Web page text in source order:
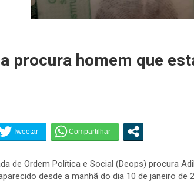
procura homem que
de Ordem Política e Social (Deops) procura
desde a manhã do dia 10 de janeiro de